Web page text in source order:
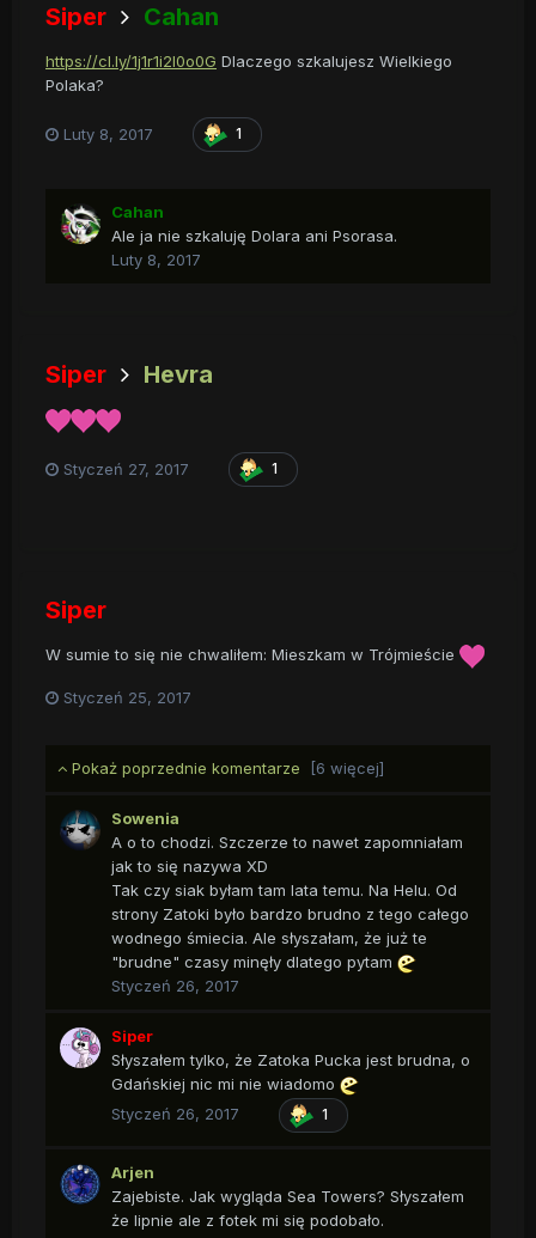
Siper Cahan
https://cl.ly/1j1r1i2I0o0G Dlaczego szkalujesz Wielkiego
Polaka?
Luty 8, 2017 1
Cahan
Ale ja nie szkaluję Dolara ani Psorasa.
Luty 8, 2017
Siper Hevra
Styczeń 27, 2017 1
Siper
W sumie to się nie chwaliłem: Mieszkam w Trójmieście
Styczeń 25, 2017
Pokaż poprzednie komentarze [6 więcej]
Sowenia
A o to chodzi. Szczerze to nawet zapomniałam
jak to się nazywa XD
Tak czy siak byłam tam lata temu. Na Helu. Od
strony Zatoki było bardzo brudno z tego całego
wodnego śmiecia. Ale słyszałam, że już te
"brudne" czasy minęły dlatego pytam
Styczeń 26, 2017
Siper
Słyszałem tylko, że Zatoka Pucka jest brudna, o
Gdańskiej nic mi nie wiadomo
Styczeń 26, 2017
1
Arjen
Zajebiste. Jak wygląda Sea Towers? Słyszałem
że lipnie ale z fotek mi się podobało.